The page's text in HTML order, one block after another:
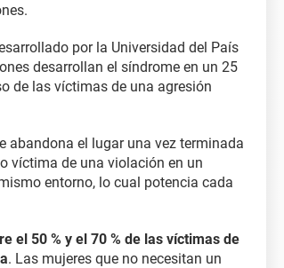
por la Universidad del País
desarrollan el síndrome en un 25
de las víctimas de una agresión
abandona el lugar una vez terminada
víctima de una violación en un
entorno, lo cual potencia cada
el 50 % y el 70 % de las víctimas de
. Las mujeres que no necesitan un